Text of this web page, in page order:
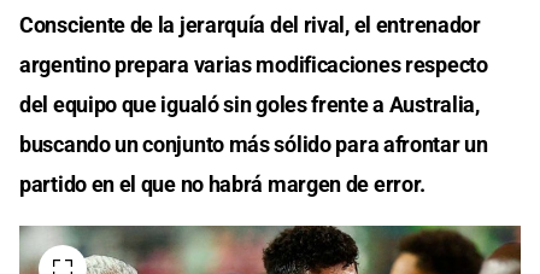
Consciente de la jerarquía del rival, el entrenador
argentino prepara varias modificaciones respecto
del equipo que igualó sin goles frente a Australia,
buscando un conjunto más sólido para afrontar un
partido en el que no habrá margen de error.